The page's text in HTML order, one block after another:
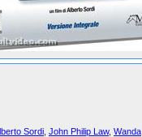
Sordi John Philip Law, Wanda